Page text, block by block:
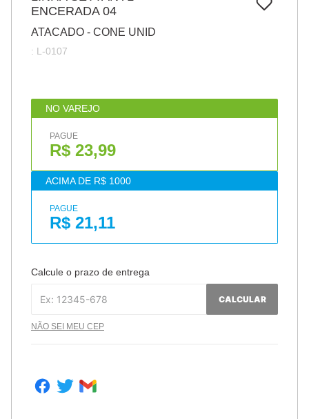
ENCERADA 04
ATACADO - CONE UNID
: L-0107
NO VAREJO
PAGUE
R$ 23,99
ACIMA DE R$ 1000
PAGUE
R$ 21,11
Calcule o prazo de entrega
CALCULAR
NÃO SEI MEU CEP
pincel
cola
barbante